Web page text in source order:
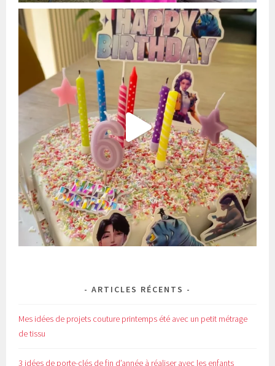
ARTICLES RÉCENTS
Mes idées de projets couture printemps été avec un petit métrage
de tissu
3 idées de porte-clés de fin d’année à réaliser avec les enfants